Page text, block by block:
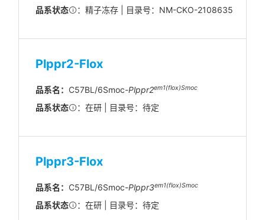
品系状态 ：精子冻存 | 目录号：NM-CKO-2108635
Plppr2-Flox
品系名： C57BL/6Smoc-Plppr2em1(flox)Smoc
品系状态 ：在研 | 目录号：待定
Plppr3-Flox
品系名： C57BL/6Smoc-Plppr3em1(flox)Smoc
品系状态 ：在研 | 目录号：待定